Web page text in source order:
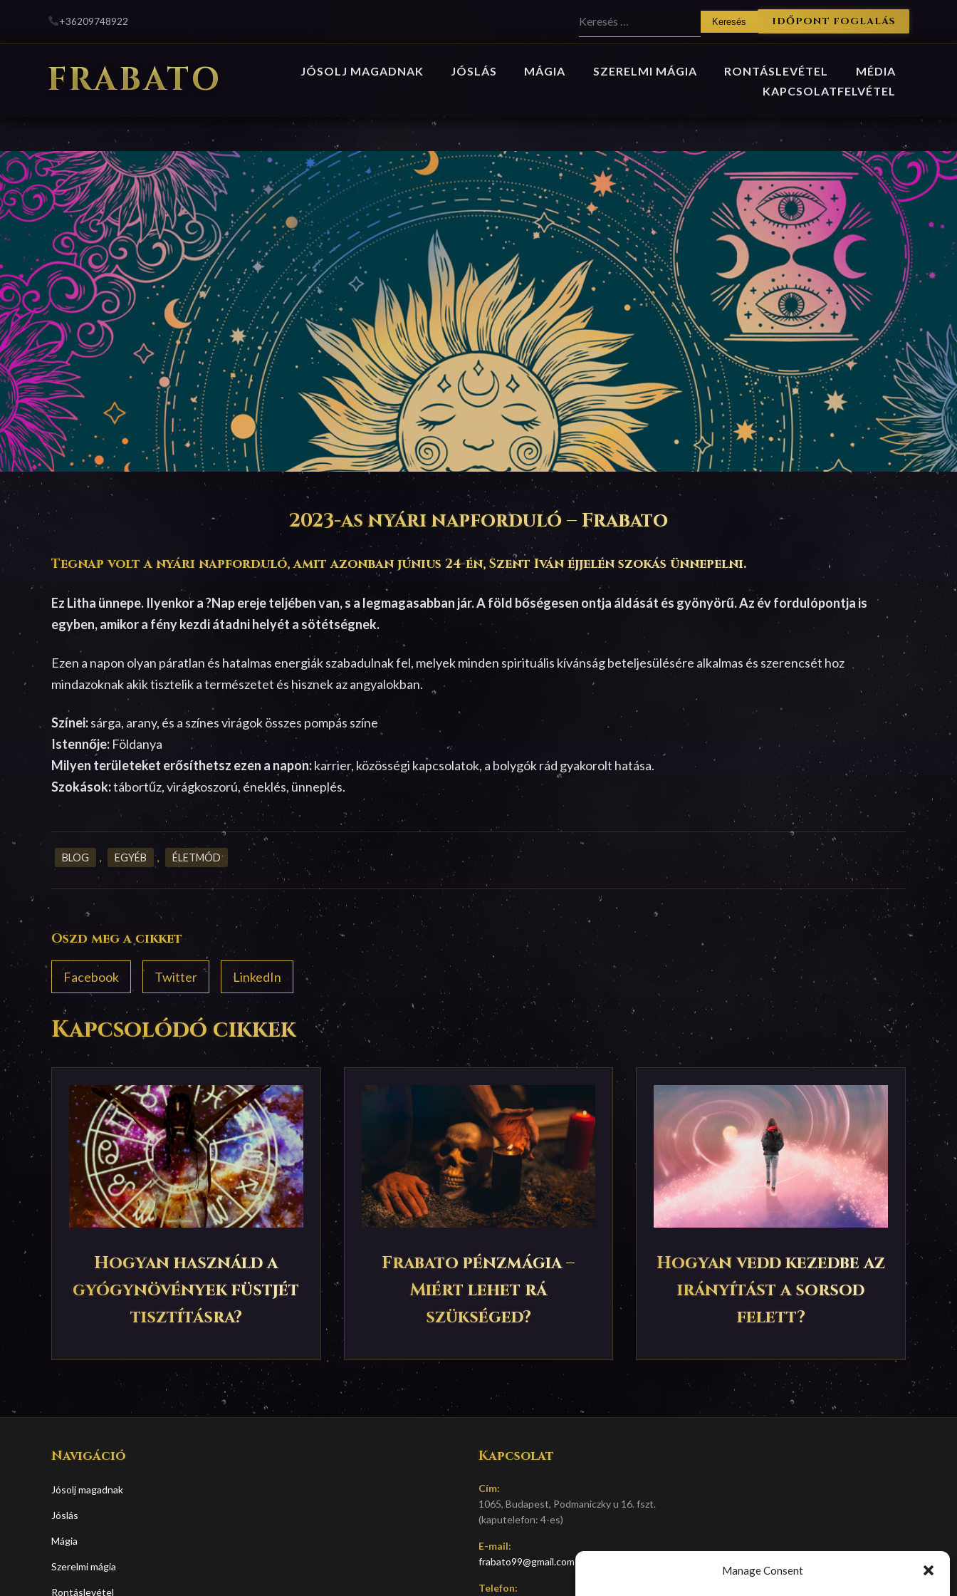
Manage Consent
+36209748922 IDŐPONT FOGLALÁS
FRABATO JÓSOLJ MAGADNAK JÓSLÁS MÁGIA SZERELMI MÁGIA RONTÁSLEVÉTEL
MÉDIA
KAPCSOLATFELVÉTEL
2023-as nyári napforduló – Frabato
Tegnap volt a nyári napforduló, amit azonban június 24-én, Szent Iván éjjelén szokás ünnepelni.
Ez Litha ünnepe. Ilyenkor a ?Nap ereje teljében van, s a legmagasabban jár. A föld bőségesen ontja áldását és gyönyörű. Az év fordulópontja is
egyben, amikor a fény kezdi átadni helyét a sötétségnek.
Ezen a napon olyan páratlan és hatalmas energiák szabadulnak fel, melyek minden spirituális kívánság beteljesülésére alkalmas és szerencsét hoz
mindazoknak akik tisztelik a természetet és hisznek az angyalokban.
Színei:sárga, arany, és a színes virágok összes pompás színe
Istennője: Földanya
Milyen területeket erősíthetsz ezen a napon:karrier, közösségi kapcsolatok, a bolygók rád gyakorolt hatása.
Szokások:tábortűz, virágkoszorú, éneklés, ünneplés.
BLOG , EGYÉB , ÉLETMÓD
Oszd meg a cikket
Facebook Twitter LinkedIn
Kapcsolódó cikkek
Hogyan használd a
gyógynövények füstjét
tisztításra?
Frabato pénzmágia –
Miért lehet rá
szükséged?
Hogyan vedd kezedbe az
irányítást a sorsod
felett?
Navigáció
Jósolj magadnak
Jóslás
Mágia
Szerelmi mágia
Rontáslevétel
Kapcsolat
Cím:
1065, Budapest, Podmaniczky u 16. fszt.
(kaputelefon: 4-es)
E-mail:
frabato99@gmail.com
Telefon: